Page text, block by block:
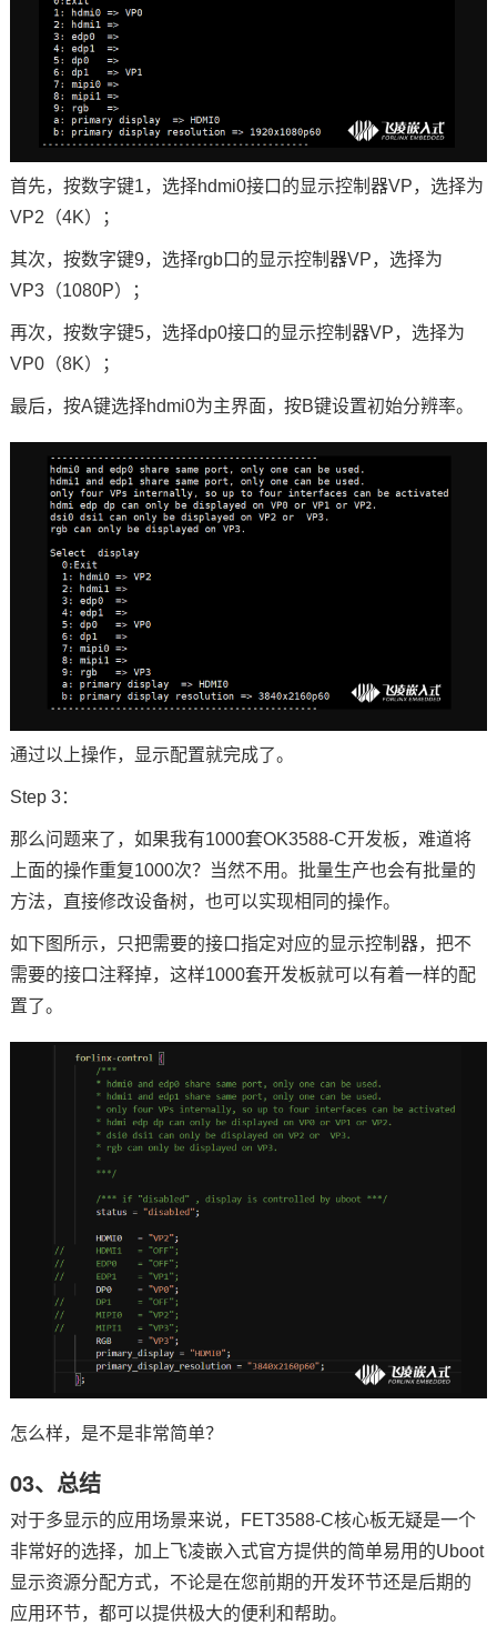
首先，按数字键1，选择hdmi0接口的显示控制器VP，选择为
VP2（4K）；
其次，按数字键9，选择rgb口的显示控制器VP，选择为
VP3（1080P）；
再次，按数字键5，选择dp0接口的显示控制器VP，选择为
VP0（8K）；
最后，按A键选择hdmi0为主界面，按B键设置初始分辨率。
通过以上操作，显示配置就完成了。
Step 3：
那么问题来了，如果我有1000套OK3588-C开发板，难道将
上面的操作重复1000次？当然不用。批量生产也会有批量的
方法，直接修改设备树，也可以实现相同的操作。
如下图所示，只把需要的接口指定对应的显示控制器，把不
需要的接口注释掉，这样1000套开发板就可以有着一样的配
置了。
怎么样，是不是非常简单？
03、总结
对于多显示的应用场景来说，FET3588-C核心板无疑是一个
非常好的选择，加上飞凌嵌入式官方提供的简单易用的Uboot
显示资源分配方式，不论是在您前期的开发环节还是后期的
应用环节，都可以提供极大的便利和帮助。